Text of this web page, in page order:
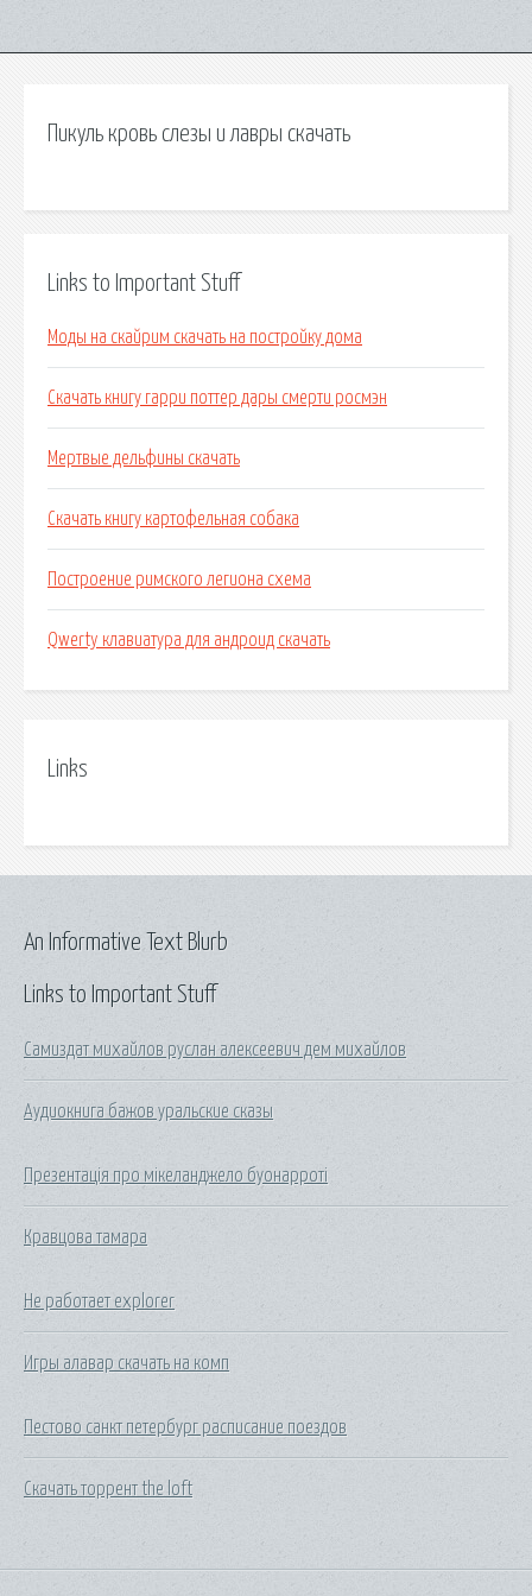
Пикуль кровь слезы и лавры скачать
Links to Important Stuff
Моды на скайрим скачать на постройку дома
Скачать книгу гарри поттер дары смерти росмэн
Мертвые дельфины скачать
Скачать книгу картофельная собака
Построение римского легиона схема
Qwerty клавиатура для андроид скачать
Links
Links to Important Stuff
Самиздат михайлов руслан алексеевич дем михайлов
Аудиокнига бажов уральские сказы
Презентація про мікеланджело буонарроті
Кравцова тамара
Не работает explorer
Игры алавар скачать на комп
Пестово санкт петербург расписание поездов
Скачать торрент the loft
An Informative Text Blurb